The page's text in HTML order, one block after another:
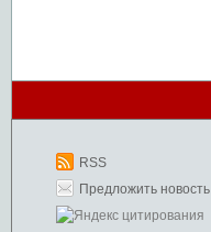
RSS
Предложить новость